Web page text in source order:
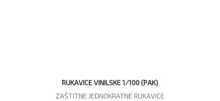
RUKAVICE VINILSKE 1/100 (PAK)
ZAŠTITNE JEDNOKRATNE RUKAVICE